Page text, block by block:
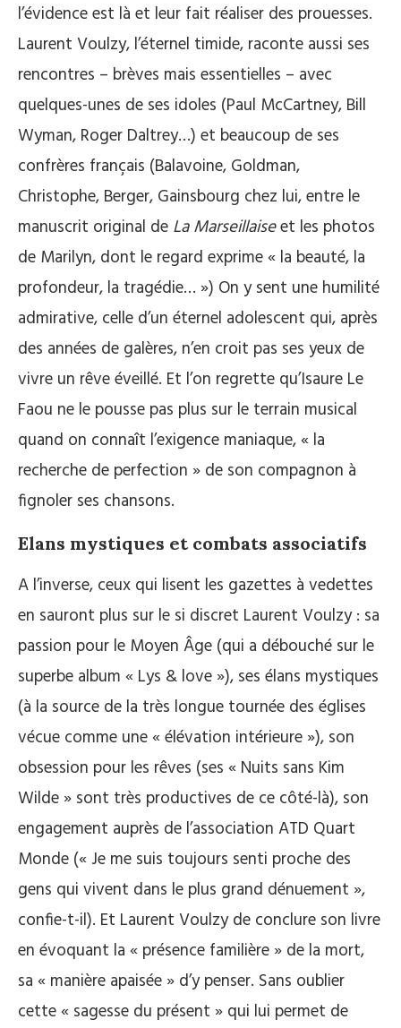
l’évidence est là et leur fait réaliser des prouesses.
Laurent Voulzy, l’éternel timide, raconte aussi ses
rencontres – brèves mais essentielles – avec
quelques-unes de ses idoles (Paul McCartney, Bill
Wyman, Roger Daltrey…) et beaucoup de ses
confrères français (Balavoine, Goldman,
Christophe, Berger, Gainsbourg chez lui, entre le
manuscrit original de La Marseillaiseet les photos
de Marilyn, dont le regard exprime « la beauté, la
profondeur, la tragédie… ») On y sent une humilité
admirative, celle d’un éternel adolescent qui, après
des années de galères, n’en croit pas ses yeux de
vivre un rêve éveillé. Et l’on regrette qu’Isaure Le
Faou ne le pousse pas plus sur le terrain musical
quand on connaît l’exigence maniaque, « la
recherche de perfection » de son compagnon à
fignoler ses chansons.
Elans mystiques et combats associatifs
A l’inverse, ceux qui lisent les gazettes à vedettes
en sauront plus sur le si discret Laurent Voulzy : sa
passion pour le Moyen Âge (qui a débouché sur le
superbe album « Lys & love »), ses élans mystiques
(à la source de la très longue tournée des églises
vécue comme une « élévation intérieure »), son
obsession pour les rêves (ses « Nuits sans Kim
Wilde » sont très productives de ce côté-là), son
engagement auprès de l’association ATD Quart
Monde (« Je me suis toujours senti proche des
gens qui vivent dans le plus grand dénuement »,
confie-t-il). Et Laurent Voulzy de conclure son livre
en évoquant la « présence familière » de la mort,
sa « manière apaisée » d’y penser. Sans oublier
cette « sagesse du présent » qui lui permet de